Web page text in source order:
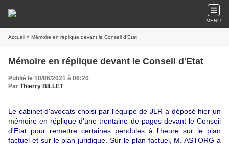
MENU
Accueil » Mémoire en réplique devant le Conseil d'Etat
Mémoire en réplique devant le Conseil d'Etat
Publié le 10/06/2021 à 06:20
Par Thierry BILLET
Le cabinet d'avocats choisi par l'équipe de JLR a déposé hier un
mémoire en réplique d'une trentaine de pages devant le Conseil
d'Etat pour remettre certaines pendules à l'heure sur le plan
factuel et sur le plan juridique. Sur le plan factuel, M. ASTORG a